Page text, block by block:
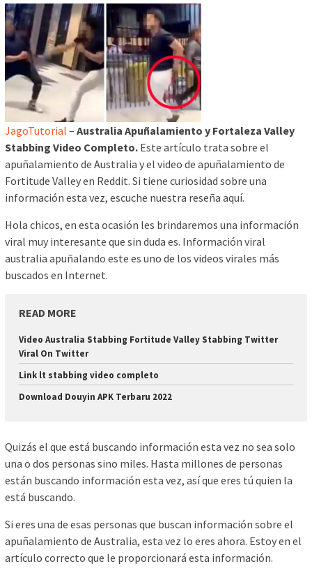
JagoTutorial – Australia Apuñalamiento y Fortaleza Valley
Stabbing Video Completo. Este artículo trata sobre el
apuñalamiento de Australia y el video de apuñalamiento de
Fortitude Valley en Reddit. Si tiene curiosidad sobre una
información esta vez, escuche nuestra reseña aquí.
Hola chicos, en esta ocasión les brindaremos una información
viral muy interesante que sin duda es. Información viral
australia apuñalando este es uno de los videos virales más
buscados en Internet.
READ MORE
Video Australia Stabbing Fortitude Valley Stabbing Twitter
Viral On Twitter
Link lt stabbing video completo
Download Douyin APK Terbaru 2022
Quizás el que está buscando información esta vez no sea solo
una o dos personas sino miles. Hasta millones de personas
están buscando información esta vez, así que eres tú quien la
está buscando.
Si eres una de esas personas que buscan información sobre el
apuñalamiento de Australia, esta vez lo eres ahora. Estoy en el
artículo correcto que le proporcionará esta información.